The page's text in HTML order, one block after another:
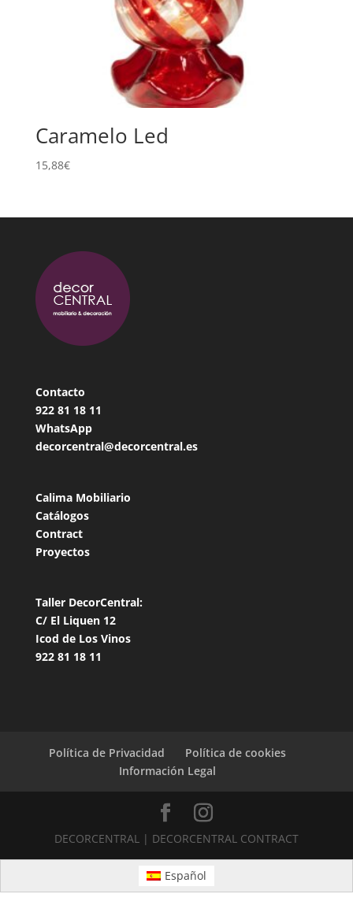
Caramelo Led
15,88€
Contacto
922 81 18 11
WhatsApp
decorcentral@decorcentral.es
Calima Mobiliario
Catálogos
Contract
Proyectos
Taller DecorCentral:
C/ El Liquen 12
Icod de Los Vinos
922 81 18 11
Política de Privacidad
Política de cookies
Información Legal
DECORCENTRAL | DECORCENTRAL CONTRACT
Español